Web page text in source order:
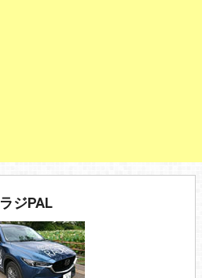
ラジPAL